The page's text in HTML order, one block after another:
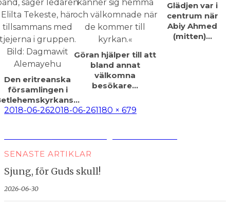
Den eritreanska
församlingen i
Göran hjälper till att
bland annat
välkomna
besökare…
Glädjen var i
centrum när
Abiy Ahmed
(mitten)…
Postat
2018-06-262018-06-26Full
1180 × 679
SENASTE ARTIKLAR
Sjung, för Guds skull!
2026-06-30